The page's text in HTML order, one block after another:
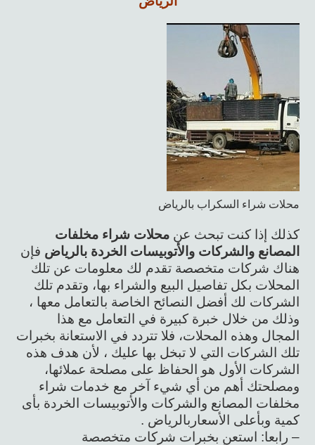
محلات شراء السكراب بالرياض
كذلك إذا كنت تبحث عنمحلات شراء مخلفات
المصانع والشركات والأتوبيسات الخردة بالرياض فإن
هناك شركات متخصصة تقدم لك معلومات عن تلك
المحلات بكل تفاصيل البيع والشراء بها، وتقدم تلك
الشركات لك أفضل النصائح الخاصة بالتعامل معها ،
وذلك من خلال خبرة كبيرة في التعامل مع هذا
المجال وهذه المحلات، فلا تتردد في الاستعانة بخبرات
تلك الشركات التي لا تبخل بها عليك ، لأن هدف هذه
الشركات الأول هو الحفاظ على مصلحة عملائها،
ومصلحتك أهم من أي شيء آخر مع خدمات شراء
مخلفات المصانع والشركات والأتوبيسات الخردة بأى
كمية وبأعلى الأسعاربالرياض .
– رابعا: استعن بخبرات شركات متخصصة